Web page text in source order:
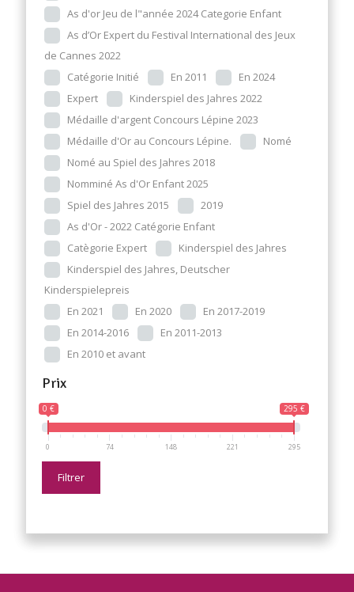
As d'or Jeu de l"année 2024 Categorie Enfant
As d’Or Expert du Festival International des Jeux
de Cannes 2022
Catégorie Initié
En 2011
En 2024
Expert
Kinderspiel des Jahres 2022
Médaille d'argent Concours Lépine 2023
Médaille d'Or au Concours Lépine.
Nomé
Nomé au Spiel des Jahres 2018
Nomminé As d'Or Enfant 2025
Spiel des Jahres 2015
2019
As d'Or - 2022 Catégorie Enfant
Catègorie Expert
Kinderspiel des Jahres
Kinderspiel des Jahres, Deutscher
Kinderspielepreis
En 2021
En 2020
En 2017-2019
En 2014-2016
En 2011-2013
En 2010 et avant
Prix
0 € 295 €
0 74 148 221 295
Filtrer